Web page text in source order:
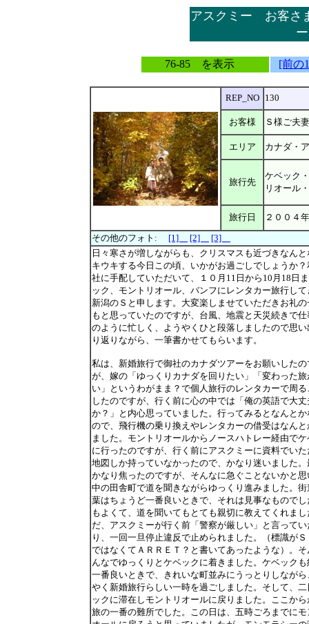
アスクミー お客さ
ー
76-85 を表示 [前の
REP_NO 130
お客様 Ｓ様ご夫妻
エリア カナダ・
旅行先
ケベック
リオール
旅行日
２００４
その他のフォト: [1] [2]
[3]
日々寒さが増しながらも、クリスマスも近づきなん
キウキする今日この頃、いかがお過ごしでしょうか
社に手配していただいて、１０月11日から10月18日
ック、モントリオール、バンフにレンタカー旅行し
新潟のＳと申します。大変楽しませていただきお礼
もと思っていたのですが、台風、地震と天災続きで
のように忙しく、ようやくひと段落しましたので思い
り返りながら、一筆書かせてもらいます。
私は、新婚旅行で御社のカナダツアーをお願いしたの
が、嫁の「ゆっくりカナダを回りたい」「変わった旅
い」というわがまま？で個人旅行のレンタカーで周
したのですが、行く前に心の中では「俺の英語で大
か？」と内心思っていました。行ってみるとなんとか
ので、飛行機の乗り換えやレンタカーの借受はなんと
ました。モントリオールからノースハトレー経由で
に行ったのですが、行く前にアスクミーに資料でい
地図しか持っていなかったので、かなり迷いました。
かなり焦ったのですが、そんなに急ぐことないかと思
中の田舎町で道を聞きながらゆっくり進みました。街
葉はちょうど一番良いときで、それは見事なものでし
もよくて、道を聞いてもとても親切に教えてくれま
だ、アスクミーが行く前「警察が厳しい」と言って
り、一回一旦停止違反で止められました。（標識が
ではなくてＡＲＲＥＴ？と書いてあったような）。そ
んなでゆっくりとケベックに着きました。ケベック
一番良いときで、きれいな町並みにうっとりしながら
やく新婚旅行らしい一時を過ごしました。そして、二
ックに滞在しモントリオールに戻りました。ここか
旅の一番の難所でした。この日は、五時ごろまでにモ